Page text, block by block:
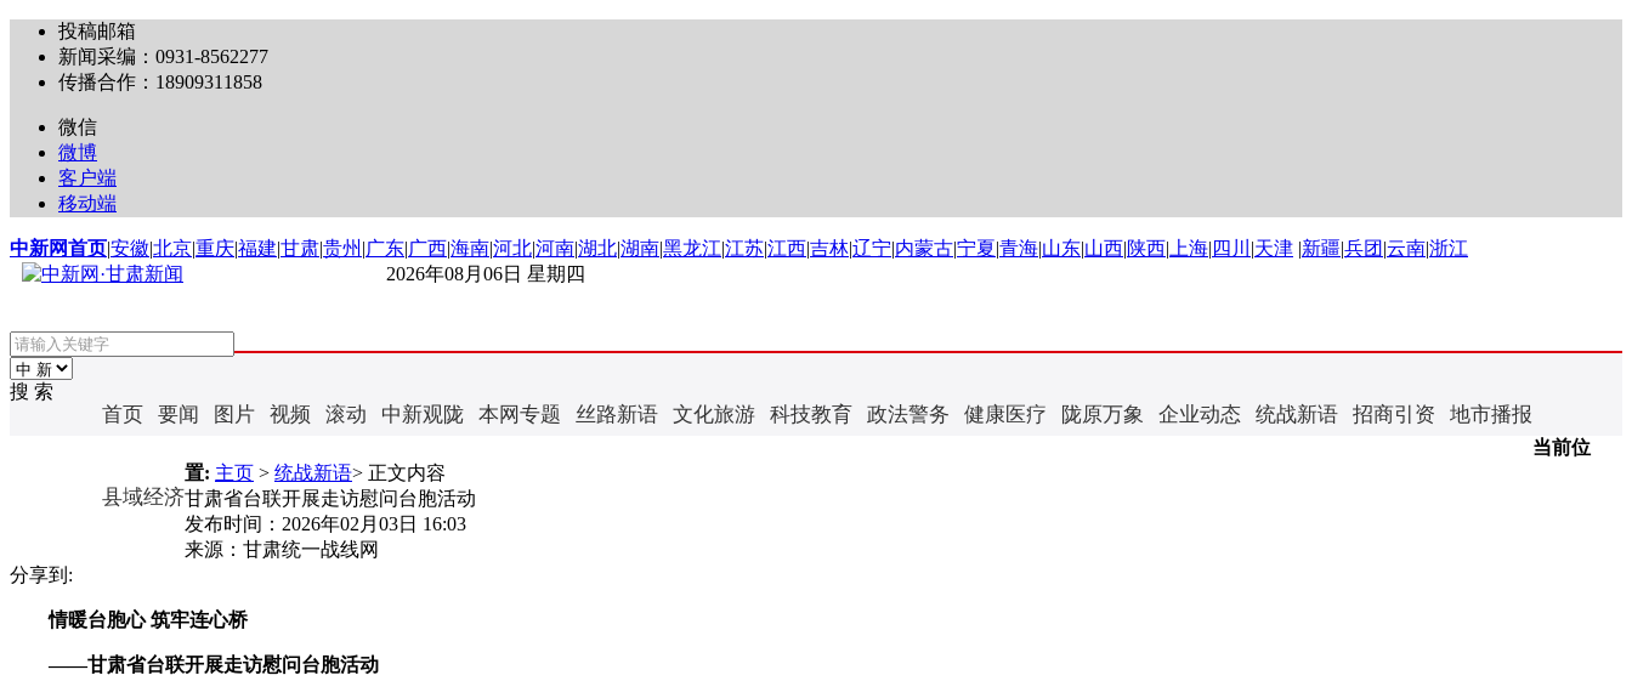
投稿邮箱
新闻采编：0931-8562277
传播合作：18909311858
微信
微博
客户端
移动端
中新网首页|安徽|北京|重庆|福建|甘肃|贵州 |广东|广西|海南|河北|河南|湖北|湖南|黑龙江|江苏|江西|吉林|辽宁|内蒙古|宁夏|青海|山东|山西|陕西| 上海| 四川 |天津 |新疆|兵团 |云南|浙江
2026年08月06日 星期四
搜 索
首页 要闻 图片 视频 滚动 中新观陇 本网专题 丝路新语 文化旅游 科技教育 政法警务 健康医疗 陇原万象 企业动态 统战新语 招商引资 地市播报
县域经济
当前位
置: 主页 > 统战新语> 正文内容
甘肃省台联开展走访慰问台胞活动
发布时间： 2026年02月03日 16:03
来源： 甘肃统一战线网
分享到:
情暖台胞心 筑牢连心桥
——甘肃省台联开展走访慰问台胞活动